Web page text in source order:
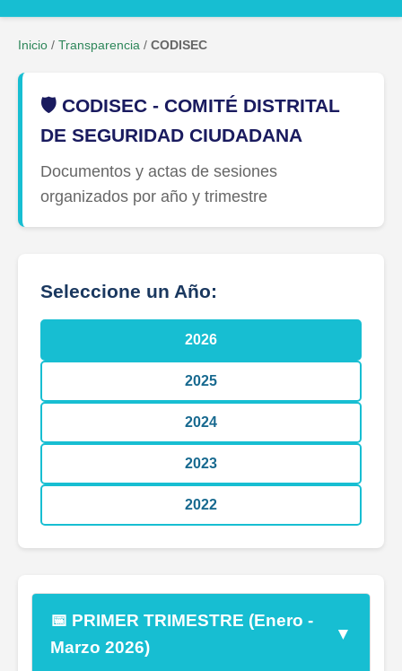
Inicio / Transparencia / CODISEC
🛡️ CODISEC - COMITÉ DISTRITAL
DE SEGURIDAD CIUDADANA
Documentos y actas de sesiones
organizados por año y trimestre
Seleccione un Año:
2026
2025
2024
2023
2022
📅 PRIMER TRIMESTRE (Enero -
Marzo 2026)
▼